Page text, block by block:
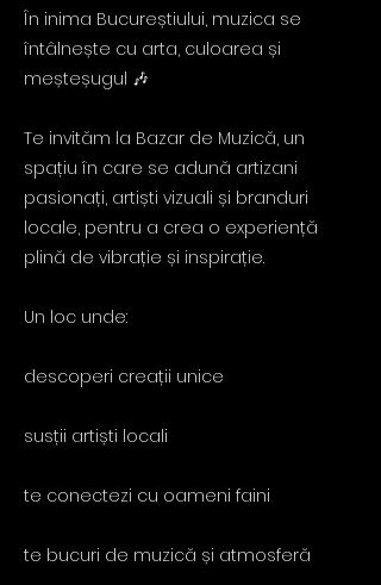
În inima Bucureștiului, muzica se
întâlnește cu arta, culoarea și
meșteșugul 🎶
Te invităm la Bazar de Muzică, un
spațiu în care se adună artizani
pasionați, artiști vizuali și branduri
locale, pentru a crea o experiență
plină de vibrație și inspirație.
Un loc unde:
descoperi creații unice
susții artiști locali
te conectezi cu oameni faini
te bucuri de muzică și atmosferă